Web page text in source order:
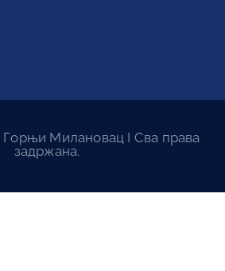
Милановац I Сва права
задржана.